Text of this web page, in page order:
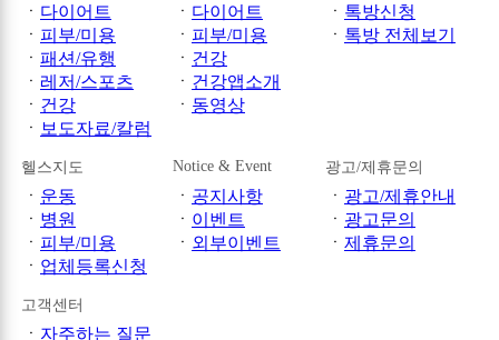
ㆍ 다이어트
ㆍ 피부/미용
ㆍ 패션/유행
ㆍ 레저/스포츠
ㆍ 건강
ㆍ 보도자료/칼럼
ㆍ 다이어트
ㆍ 피부/미용
ㆍ 건강
ㆍ 건강앱소개
ㆍ 동영상
ㆍ 톡방신청
ㆍ 톡방 전체보기
헬스지도
ㆍ 운동
ㆍ 병원
ㆍ 피부/미용
ㆍ 업체등록신청
Notice & Event
ㆍ 공지사항
ㆍ 이벤트
ㆍ 외부이벤트
광고/제휴문의
ㆍ 광고/제휴안내
ㆍ 광고문의
ㆍ 제휴문의
고객센터
ㆍ 자주하는 질문